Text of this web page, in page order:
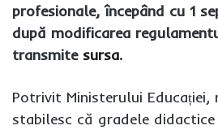
profesionale, începând cu 1
după modificarea
transmite sursa.
Potrivit Ministerului Educației,
stabilesc că gradele